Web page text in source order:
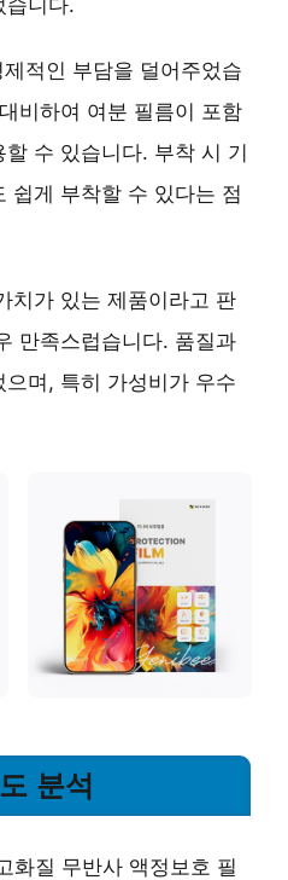
제적인 부담을 덜어주었습
비하여 여분 필름이 포함
수 있습니다. 부착 시 기
쉽게 부착할 수 있다는 점
치가 있는 제품이라고 판
만족스럽습니다. 품질과
며, 특히 가성비가 우수
분석
화질 무반사 액정보호 필